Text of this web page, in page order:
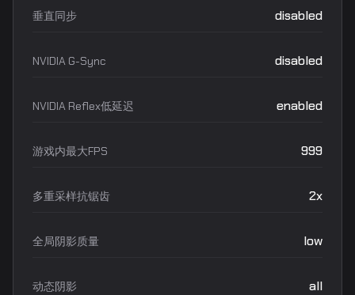
垂直同步 disabled
NVIDIA G-Sync disabled
NVIDIA Reflex低延迟 enabled
游戏内最大FPS 999
多重采样抗锯齿 2x
全局阴影质量 low
动态阴影 all